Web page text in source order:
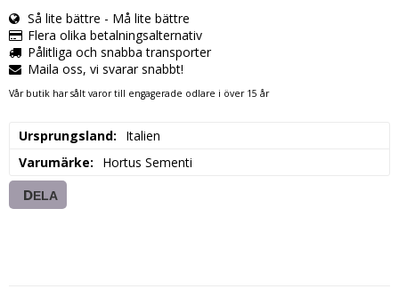
Så lite bättre - Må lite bättre
Flera olika betalningsalternativ
Pålitliga och snabba transporter
Maila oss, vi svarar snabbt!
Vår butik har sålt varor till engagerade odlare i över 15 år
Ursprungsland
Italien
Varumärke
Hortus Sementi
DELA